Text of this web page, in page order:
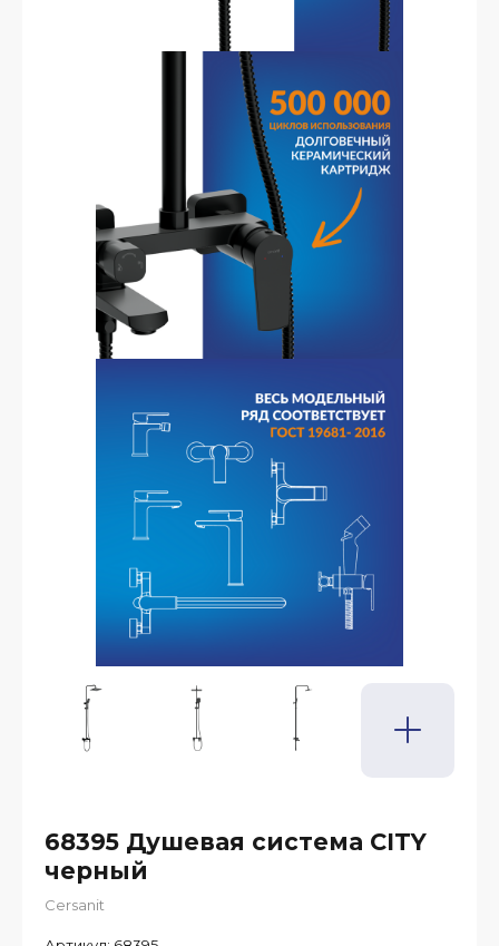
68395 Душевая система CITY
черный
Cersanit